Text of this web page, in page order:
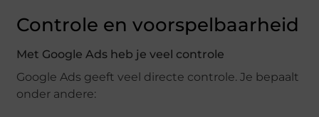
Controle en voorspelbaarheid
Met Google Ads heb je veel controle
Google Ads geeft veel directe controle. Je bepaalt
onder andere: